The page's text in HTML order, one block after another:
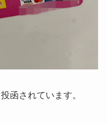
函されています。